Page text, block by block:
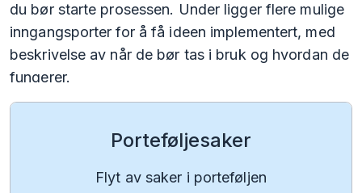
du bør starte prosessen. Under ligger flere mulige
inngangsporter for å få ideen implementert, med
beskrivelse av når de bør tas i bruk og hvordan de
fungerer.
Portefølje­saker
Flyt av saker i porteføljen